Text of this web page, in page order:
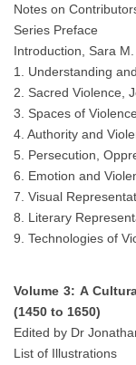
Notes on
Series Preface
Introduction, Sara
1. Understanding
2. Sacred Violence,
3. Spaces of
4. Authority and
5. Persecution,
6. Emotion and
7. Visual
8. Literary
9. Technologies of
Volume 3: A
(1450 to 1650)
Edited by Dr
List of Illustrations